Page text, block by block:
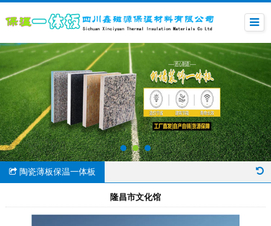
陶瓷薄板保温一体板
隆昌市文化馆